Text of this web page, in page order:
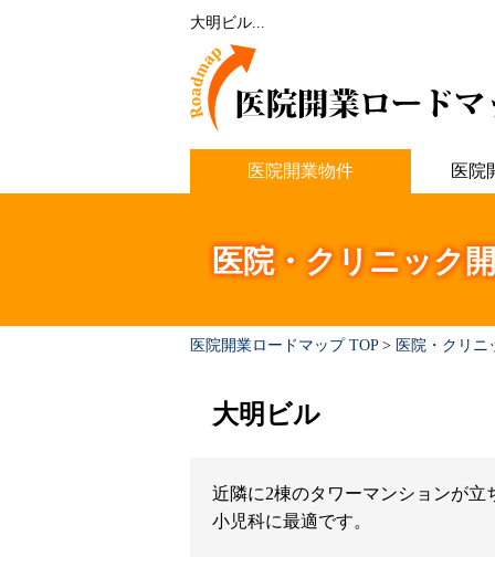
大明ビル...
医院開業物件 医院
医院・クリニック
医院開業ロードマップ TOP> 医院・クリニ
大明ビル
近隣に2棟のタワーマンションが
小児科に最適です。